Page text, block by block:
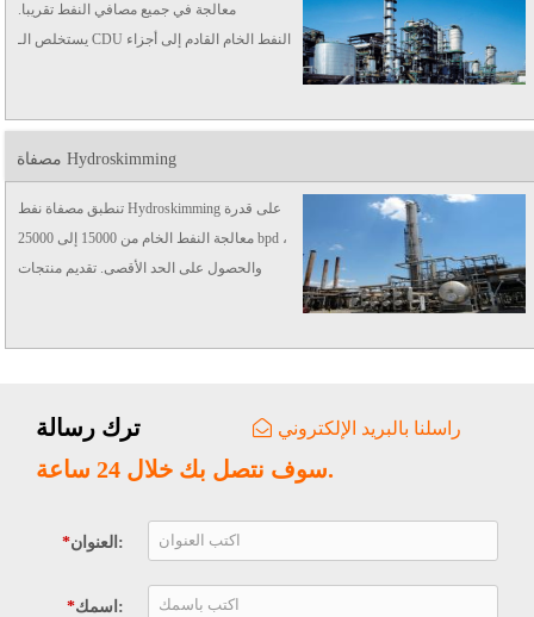
معالجة في جميع مصافي النفط تقريبا.
يستخلص الـ CDU النفط الخام القادم إلى أجزاء
مصفاة Hydroskimming
تنطبق مصفاة نفط Hydroskimming على قدرة
معالجة النفط الخام من 15000 إلى 25000 bpd ،
والحصول على الحد الأقصى. تقديم منتجات
ترك رسالة راسلنا بالبريد الإلكتروني
سوف نتصل بك خلال 24 ساعة.
* العنوان:
* اسمك: